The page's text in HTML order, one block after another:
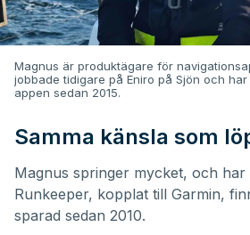
Magnus är produktägare för
jobbade tidigare på Eniro på Sjön och
appen sedan 2015.
Samma känsla som
Magnus springer mycket, och har
Runkeeper, kopplat till Garmin,
sparad sedan 2010.